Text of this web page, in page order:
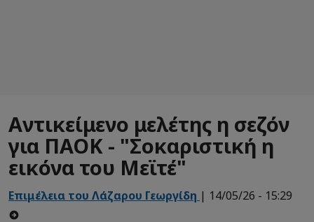
Αντικείμενο μελέτης η σεζόν
για ΠΑΟΚ - "Σοκαριστική η
εικόνα του Μεϊτέ"
Επιμέλεια του Λάζαρου Γεωργίδη | 14/05/26 - 15:29